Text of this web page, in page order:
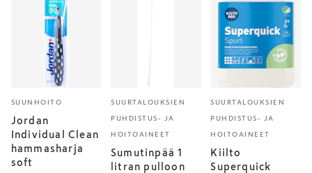
SUUNHOITO
Jordan
Individual Clean
hammasharja
soft
SUURTALOUKSIEN
PUHDISTUS- JA
HOITOAINEET
Sumutinpää 1
litran pulloon
SUURTALOUKSIEN
PUHDISTUS- JA
HOITOAINEET
Kiilto
Superquick